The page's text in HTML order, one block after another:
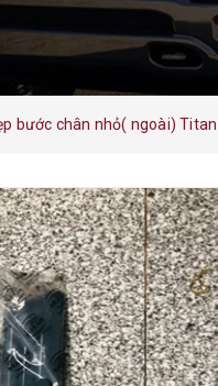
bước chân nhỏ( ngoài)